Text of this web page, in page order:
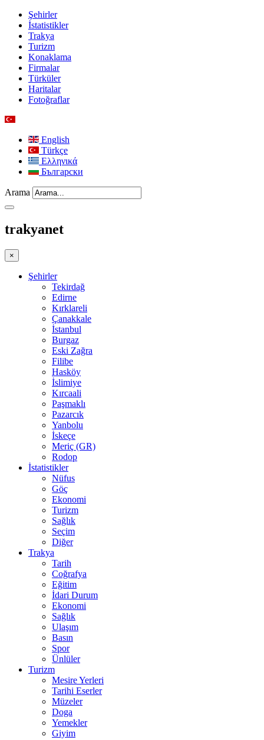
Şehirler
İstatistikler
Trakya
Turizm
Konaklama
Firmalar
Türküler
Haritalar
Fotoğraflar
English
Türkçe
Ελληνικά
Български
Arama
trakyanet
×
Şehirler
Tekirdağ
Edirne
Kırklareli
Çanakkale
İstanbul
Burgaz
Eski Zağra
Filibe
Hasköy
İslimiye
Kırcaali
Paşmaklı
Pazarcık
Yanbolu
İskeçe
Meriç (GR)
Rodop
İstatistikler
Nüfus
Göç
Ekonomi
Turizm
Sağlık
Seçim
Diğer
Trakya
Tarih
Coğrafya
Eğitim
İdari Durum
Ekonomi
Sağlık
Ulaşım
Basın
Spor
Ünlüler
Turizm
Mesire Yerleri
Tarihi Eserler
Müzeler
Doga
Yemekler
Giyim